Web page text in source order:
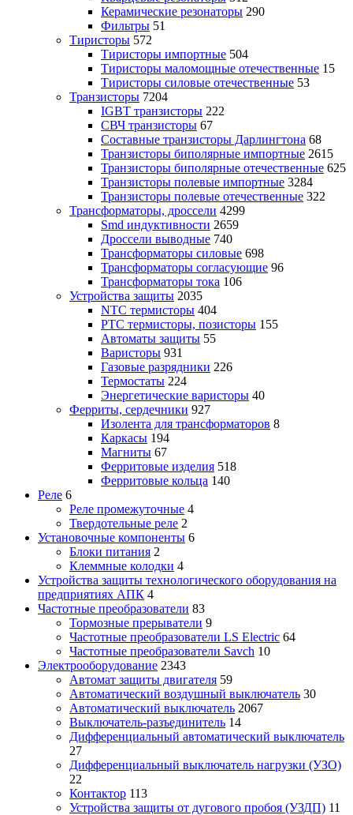
Керамические резонаторы 290
Фильтры 51
Тиристоры 572
Тиристоры импортные 504
Тиристоры маломощные отечественные 15
Тиристоры силовые отечественные 53
Транзисторы 7204
IGBT транзисторы 222
СВЧ транзисторы 67
Составные транзисторы Дарлингтона 68
Транзисторы биполярные импортные 2615
Транзисторы биполярные отечественные 625
Транзисторы полевые импортные 3284
Транзисторы полевые отечественные 322
Трансформаторы, дроссели 4299
Smd индуктивности 2659
Дроссели выводные 740
Трансформаторы силовые 698
Трансформаторы согласующие 96
Трансформаторы тока 106
Устройства защиты 2035
NTC термисторы 404
PTC термисторы, позисторы 155
Автоматы защиты 55
Варисторы 931
Газовые разрядники 226
Термостаты 224
Энергетические варисторы 40
Ферриты, сердечники 927
Изолента для трансформаторов 8
Каркасы 194
Магниты 67
Ферритовые изделия 518
Ферритовые кольца 140
Реле 6
Реле промежуточные 4
Твердотельные реле 2
Установочные компоненты 6
Блоки питания 2
Клеммные колодки 4
Устройства защиты технологического оборудования на
предприятиях АПК 4
Частотные преобразователи 83
Тормозные прерыватели 9
Частотные преобразователи LS Electric 64
Частотные преобразователи Savch 10
Электрооборудование 2343
Автомат защиты двигателя 59
Автоматический воздушный выключатель 30
Автоматический выключатель 2067
Выключатель-разъединитель 14
Дифференциальный автоматический выключатель
27
Дифференциальный выключатель нагрузки (УЗО)
22
Контактор 113
Устройства защиты от дугового пробоя (УЗДП) 11